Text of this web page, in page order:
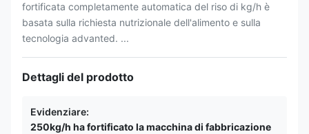
fortificata completamente automatica del riso di kg/h è
basata sulla richiesta nutrizionale dell'alimento e sulla
tecnologia advanted. ...
Dettagli del prodotto
Evidenziare:
250kg/h ha fortificato la macchina di fabbricazione